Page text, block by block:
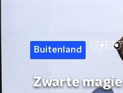
Buitenland
Zwarte